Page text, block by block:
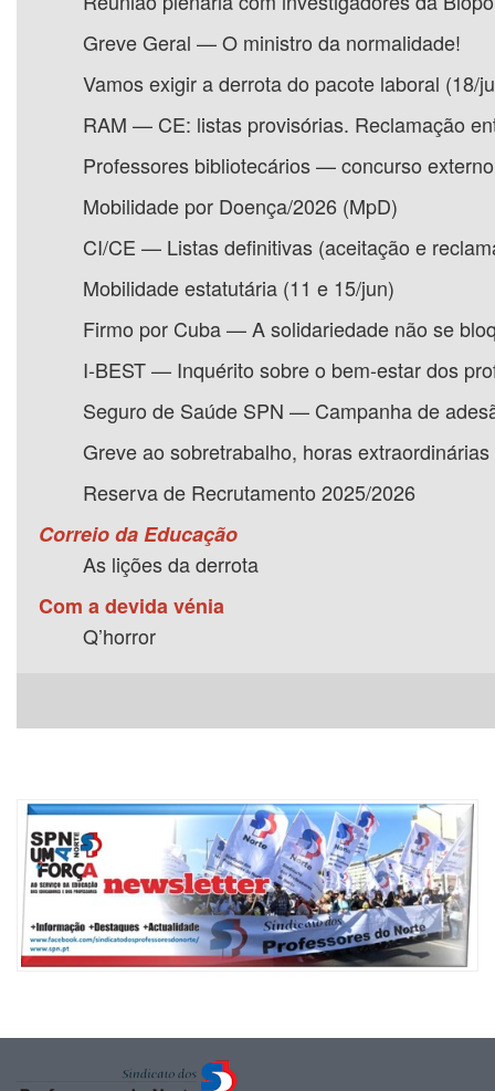
Greve Geral — O ministro da normalidade!
Vamos exigir a derrota do pacote laboral (18/
RAM — CE: listas provisórias. Reclamação
Professores bibliotecários — concurso
Mobilidade por Doença/2026 (MpD)
CI/CE — Listas definitivas (aceitação e
Mobilidade estatutária (11 e 15/jun)
Firmo por Cuba — A solidariedade não se
I-BEST — Inquérito sobre o bem-estar dos
Seguro de Saúde SPN — Campanha de
Greve ao sobretrabalho, horas
Reserva de Recrutamento 2025/2026
Correio da Educação
As lições da derrota
Com a devida vénia
Q’horror